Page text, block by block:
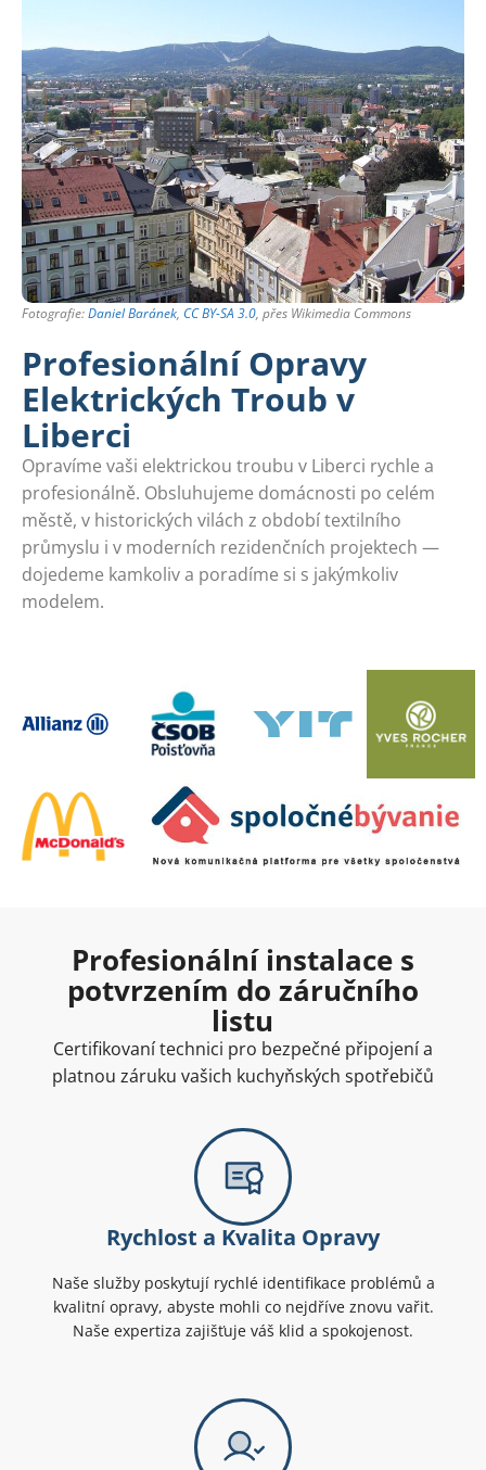
Fotografie:Daniel Baránek, CC BY-SA 3.0, přes Wikimedia Commons
Profesionální Opravy
Elektrických Troub v
Liberci
Opravíme vaši elektrickou troubu v Liberci rychle a
profesionálně. Obsluhujeme domácnosti po celém
městě, v historických vilách z období textilního
průmyslu i v moderních rezidenčních projektech —
dojedeme kamkoliv a poradíme si s jakýmkoliv
modelem.
Profesionální instalace s
potvrzením do záručního
listu
Certifikovaní technici pro bezpečné připojení a
platnou záruku vašich kuchyňských spotřebičů
Rychlost a Kvalita Opravy
Naše služby poskytují rychlé identifikace problémů a
kvalitní opravy, abyste mohli co nejdříve znovu vařit.
Naše expertiza zajišťuje váš klid a spokojenost.